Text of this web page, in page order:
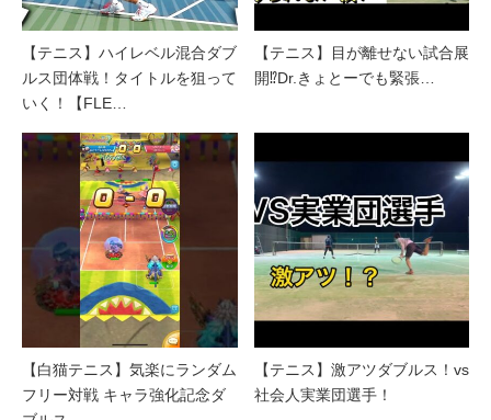
【テニス】ハイレベル混合ダブ
ルス団体戦！タイトルを狙って
いく！【FLE…
【テニス】目が離せない試合展
開⁉︎Dr.きょとーでも緊張…
【白猫テニス】気楽にランダム
フリー対戦 キャラ強化記念ダ
【テニス】激アツダブルス！vs
社会人実業団選手！